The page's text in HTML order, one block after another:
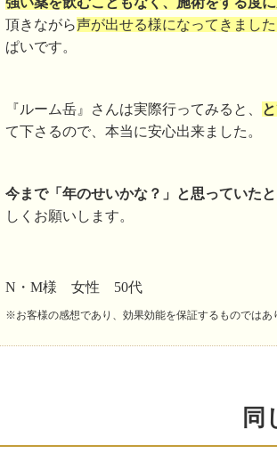
頂きながら声が出せる様になってきました
ぱいです。
『ルーム岳』さんは実際行ってみると、
て下さるので、本当に安心出来ました。
今まで「年のせいかな？」と思っていた
しくお願いします。
N・M様 女性 50代
※お客様の感想であり、効果効能を保証するものではあ
同